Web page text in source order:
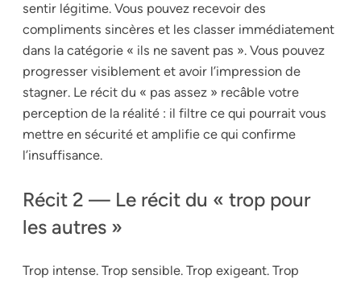
sentir légitime. Vous pouvez recevoir des
compliments sincères et les classer immédiatement
dans la catégorie « ils ne savent pas ». Vous pouvez
progresser visiblement et avoir l’impression de
stagner. Le récit du « pas assez » recâble votre
perception de la réalité : il filtre ce qui pourrait vous
mettre en sécurité et amplifie ce qui confirme
l’insuffisance.
Récit 2 — Le récit du « trop pour
les autres »
Trop intense. Trop sensible. Trop exigeant. Trop